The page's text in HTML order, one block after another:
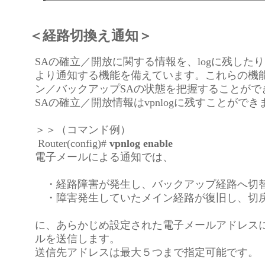
＜経路切換え通知＞
SAの確立／開放に関する情報を、logに残した
より通知する機能を備えています。これらの機
ン／バックアップSAの状態を把握することがで
SAの確立／開放情報はvpnlogに残すことができ
＞＞（コマンド例）
Router(config)# vpnlog enable
電子メールによる通知では、
・経路障害が発生し、バックアップ経路へ切
・障害発生していたメイン経路が復旧し、切
に、あらかじめ設定された電子メールアドレス
ルを送信します。
送信先アドレスは最大５つまで指定可能です。